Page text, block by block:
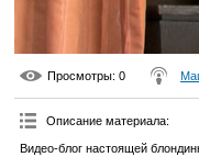
Просмотры: 0
Описание материала:
Видео-блог настоящей